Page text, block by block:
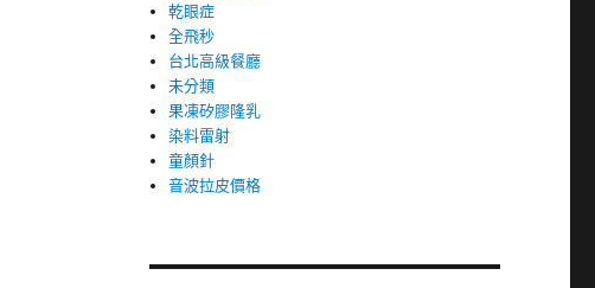
乾眼症
全飛秒
台北高級餐廳
未分類
果凍矽膠隆乳
染料雷射
童顏針
音波拉皮價格